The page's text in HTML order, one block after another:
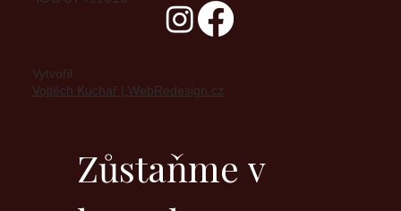
Zůstaňme v
Vytvořil
Vojtěch Kuchař | WebRedesign.cz